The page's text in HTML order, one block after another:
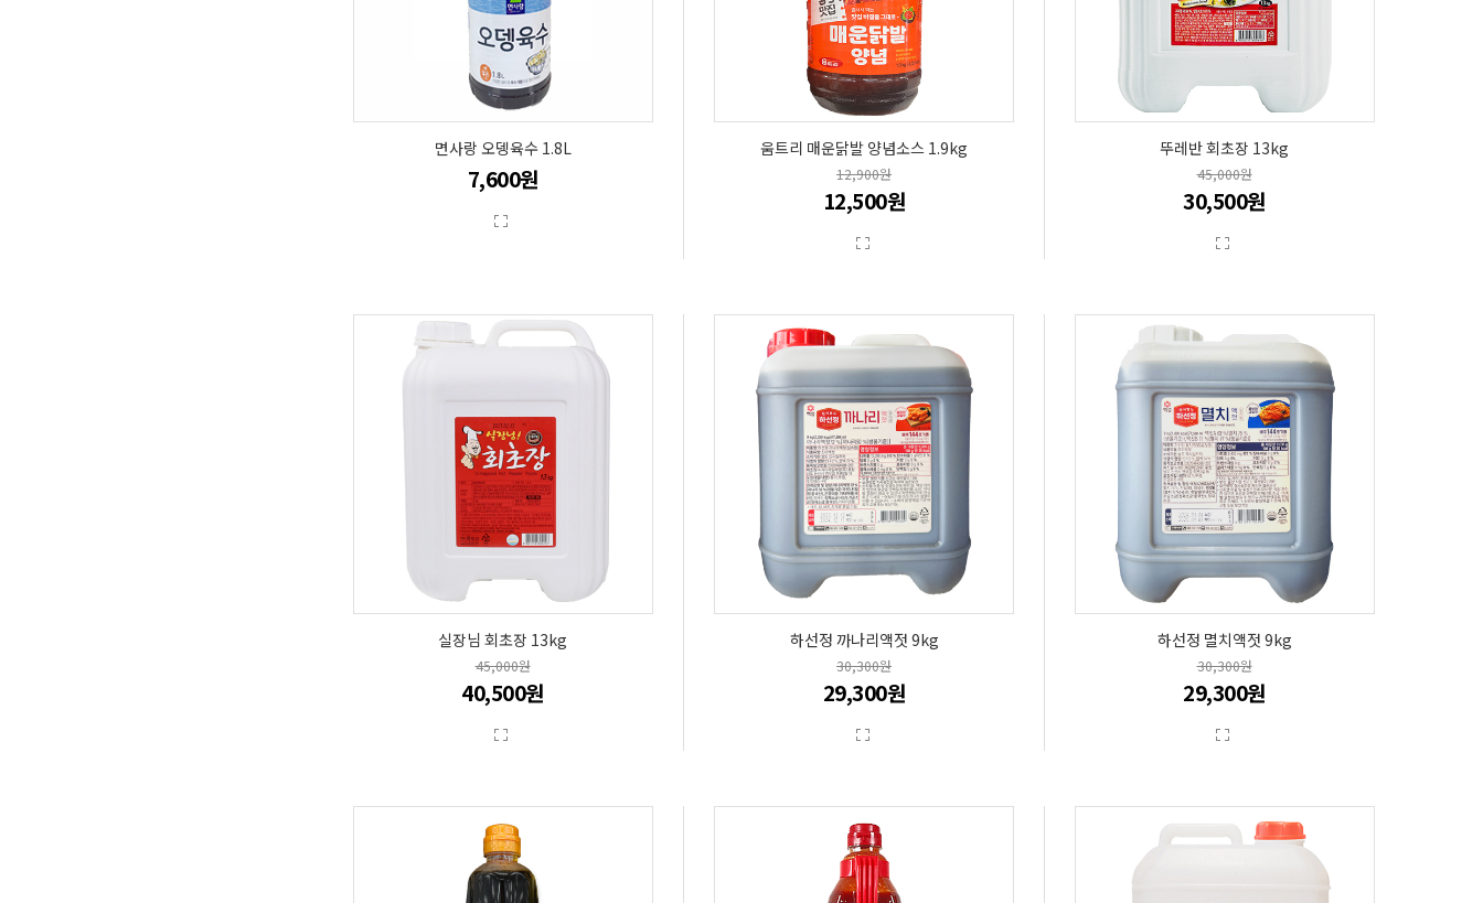
면사랑 오뎅육수 1.8L
7,600원
움트리 매운닭발 양념소스 1.9kg
12,900원
12,500원
뚜레반 회초장 13kg
45,000원
30,500원
실장님 회초장 13kg
45,000원
40,500원
하선정 까나리액젓 9kg
30,300원
29,300원
하선정 멸치액젓 9kg
30,300원
29,300원